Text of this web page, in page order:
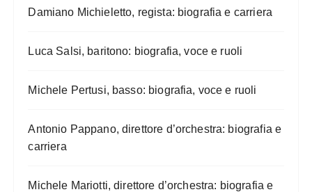
Damiano Michieletto, regista: biografia e carriera
Luca Salsi, baritono: biografia, voce e ruoli
Michele Pertusi, basso: biografia, voce e ruoli
Antonio Pappano, direttore d’orchestra: biografia e
carriera
Michele Mariotti, direttore d’orchestra: biografia e